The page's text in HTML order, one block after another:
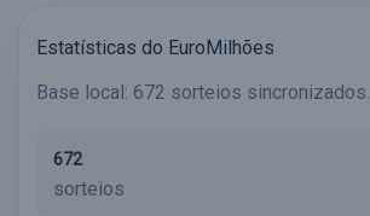
Estatísticas do EuroMilhões
Base local: 672 sorteios sincronizados.
672
sorteios